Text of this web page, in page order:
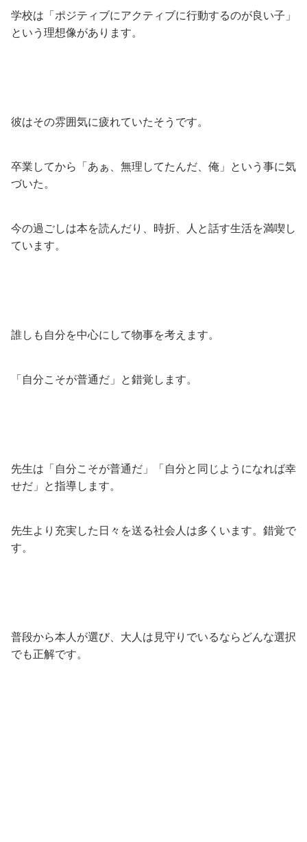
学校は「ポジティブにアクティブに行動するのが良い子」
という理想像があります。
彼はその雰囲気に疲れていたそうです。
卒業してから「あぁ、無理してたんだ、俺」という事に気
づいた。
今の過ごしは本を読んだり、時折、人と話す生活を満喫し
ています。
誰しも自分を中心にして物事を考えます。
「自分こそが普通だ」と錯覚します。
先生は「自分こそが普通だ」「自分と同じようになれば幸
せだ」と指導します。
先生より充実した日々を送る社会人は多くいます。錯覚で
す。
普段から本人が選び、大人は見守りでいるならどんな選択
でも正解です。